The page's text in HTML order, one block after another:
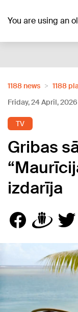
You are using an
+27
1188 news
1188
Friday, 24 April, 2026
TV
Gribas
izdarīja